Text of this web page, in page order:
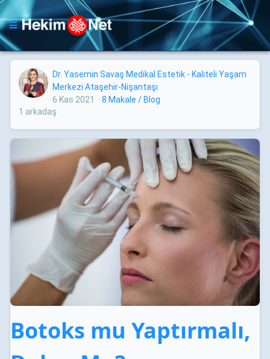
Dr. Yasemin Savaş Medikal Estetik - Kaliteli Yaşam
Merkezi Ataşehir-Nişantaşı
6 Kas 2021
· 8 Makale / Blog
1 arkadaş
Botoks mu Yaptırmalı,